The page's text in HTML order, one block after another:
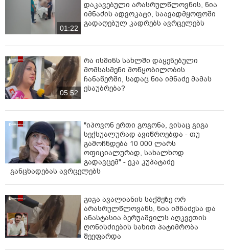
შესახებ.
01:22
დაკავებული არასრულწლოვნის, ნია
იმნაძის ადვოკატი, საავადმყოფოში
გადაღებულ კადრებს ავრცელებს
05:52
რა ისმინს სახლში დაყენებული
მომსასმენი მოწყობილობის
ჩანაწერში, სადაც ნია იმნაძე მამას
ესაუბრება?
"იპოვონ ერთი გოგონა, ვისაც გიგა
სექსუალურად ავიწროებდა - თუ
გამოჩნდება 10 000 ლარს
ოფიციალურად, სახალხოდ
გადავცემ" - ეკა კუპატაძე
განცხადებას ავრცელებს
გიგა ავალიანის საქმეზე ორ
არასრულწლოვანს, ნია იმნაძესა და
ანასტასია ბერუაშვილს აღკვეთის
ღონისძიების სახით პატიმრობა
შეეფარდა